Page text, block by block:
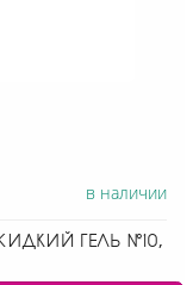
в наличии
ГЕЛЬ №10,